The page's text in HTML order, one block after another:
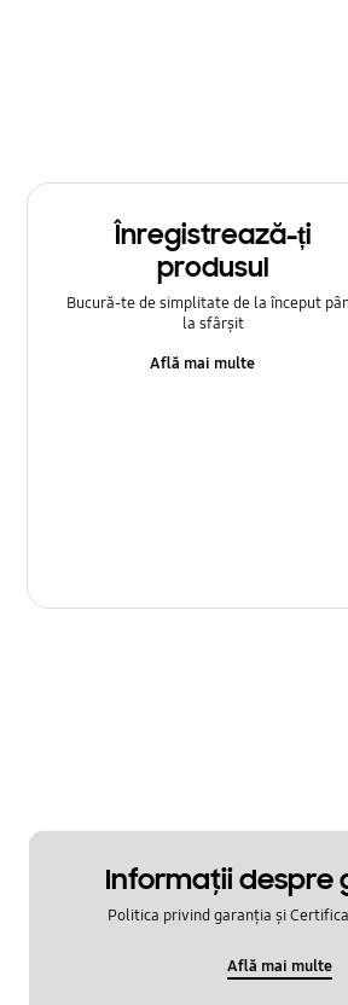
Înregistrează-ți
produsul
Bucură-te de simplitate de la început
la sfârșit
Află mai multe
Informaţii despre
Politica privind garanția și
Află mai multe